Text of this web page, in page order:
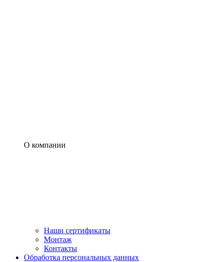
О компании
Наши сертификаты
Монтаж
Контакты
Обработка персональных данных